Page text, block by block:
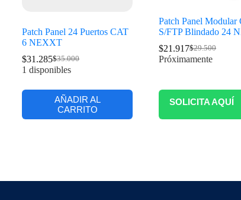
Patch Panel 24 Puertos CAT
6 NEXXT
$35.000
$31.285
1 disponibles
AÑADIR AL
CARRITO
Patch Panel Modular
S/FTP Blindado 24
$29.500
$21.917
Próximamente
SOLICITA AQUÍ